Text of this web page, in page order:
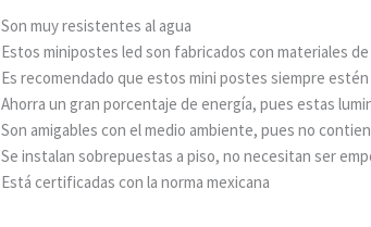
Son muy resistentes al agua
Estos minipostes led son fabricados con materiales de
Es recomendado que estos mini postes siempre
Ahorra un gran porcentaje de energía, pues estas
Son amigables con el medio ambiente, pues no
Se instalan sobrepuestas a piso, no necesitan ser
Está certificadas con la norma mexicana